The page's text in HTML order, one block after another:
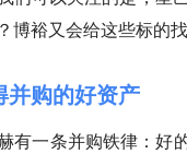
博裕又会给这些标的
并购的好资产
有一条并购铁律：好